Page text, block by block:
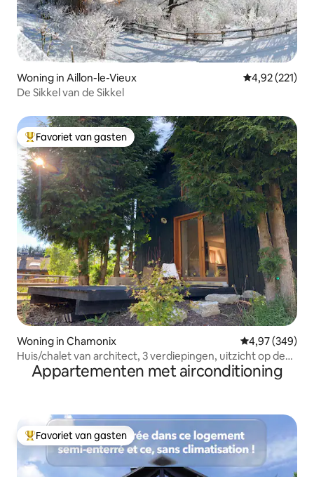
Woning in Aillon-le-Vieux Gemiddelde
4,92 (221)
De Sikkel van de Sikkel
Topfavoriet van gasten
Favoriet van gasten
Woning in Chamonix Gemiddelde
4,97 (349)
Huis/chalet van architect, 3 verdiepingen, uitzicht op de
Mont Blanc
Appartementen met airconditioning
Topfavoriet van gasten
Favoriet van gasten